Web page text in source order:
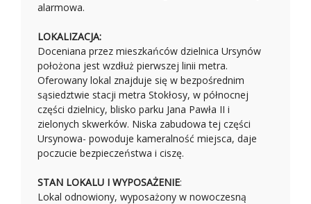
alarmowa.
LOKALIZACJA:
Doceniana przez mieszkańców dzielnica Ursynów
położona jest wzdłuż pierwszej linii metra.
Oferowany lokal znajduje się w bezpośrednim
sąsiedztwie stacji metra Stokłosy, w północnej
części dzielnicy, blisko parku Jana Pawła II i
zielonych skwerków. Niska zabudowa tej części
Ursynowa- powoduje kameralność miejsca, daje
poczucie bezpieczeństwa i ciszę.
STAN LOKALU I WYPOSAŻENIE:
Lokal odnowiony, wyposażony w nowoczesną